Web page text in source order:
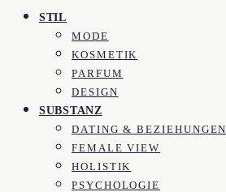
STIL
MODE
KOSMETIK
PARFUM
DESIGN
SUBSTANZ
DATING & BEZIEHUNGEN
FEMALE VIEW
HOLISTIK
PSYCHOLOGIE